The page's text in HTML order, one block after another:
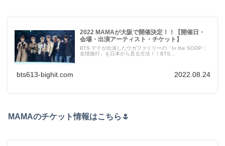
2022 MAMAが大阪で開催決定！！【開催日・
会場・出演アーティスト・チケット】
BTS テテが出演したウガファミリーの「In the SOOP：
友情旅行」を日本から見る方法！！BTS...
bts613-bighit.com 2022.08.24
MAMAのチケット情報はこちら🌷